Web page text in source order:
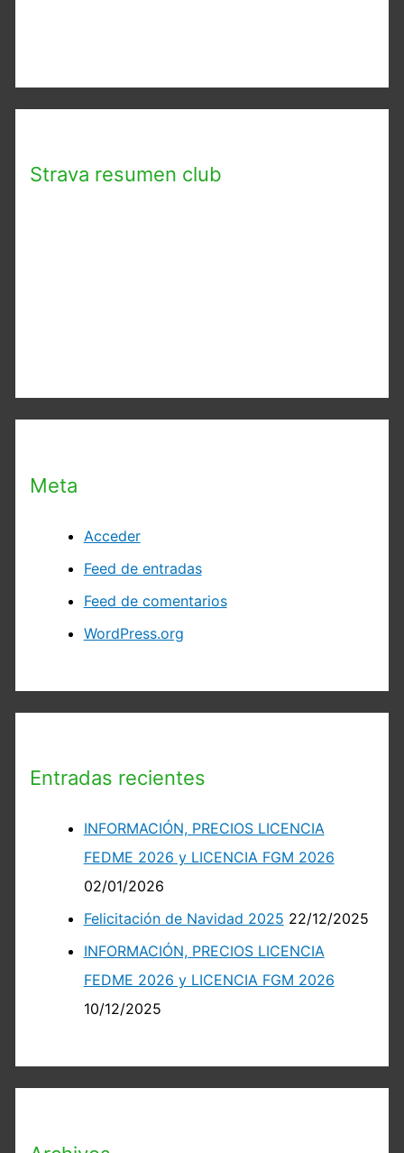
Strava resumen club
Meta
Acceder
Feed de entradas
Feed de comentarios
WordPress.org
Entradas recientes
INFORMACIÓN, PRECIOS LICENCIA
FEDME 2026 y LICENCIA FGM 2026
02/01/2026
Felicitación de Navidad 2025 22/12/2025
INFORMACIÓN, PRECIOS LICENCIA
FEDME 2026 y LICENCIA FGM 2026
10/12/2025